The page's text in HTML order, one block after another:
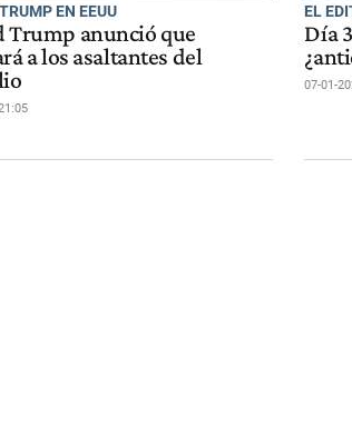
EN EEUU
Trump anunció que
a los asaltantes del
EL
Día
07-01-